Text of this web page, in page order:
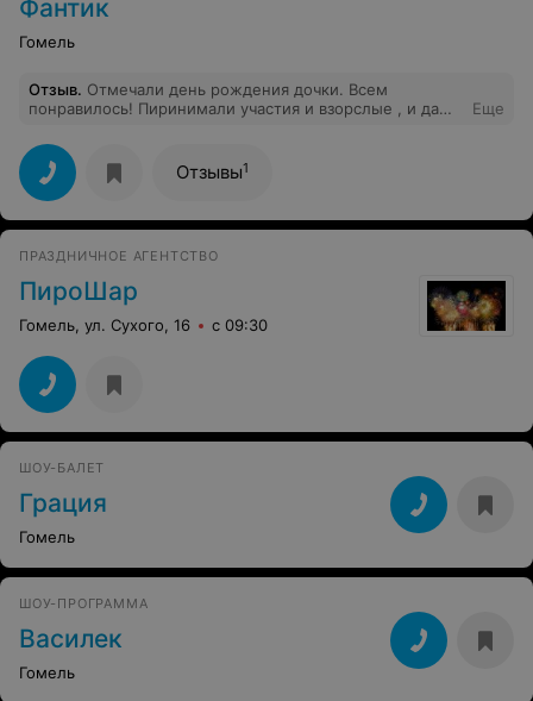
Фантик
Гомель
Отзыв. Отмечали день рождения дочки. Всем
понравилось! Пиринимали участия и взорслые , и даже
Еще
Отзывы1
ПРАЗДНИЧНОЕ АГЕНТСТВО
ПироШар
Гомель, ул. Сухого, 16 с 09:30
ШОУ-БАЛЕТ
Грация
Гомель
ШОУ-ПРОГРАММА
Василек
Гомель